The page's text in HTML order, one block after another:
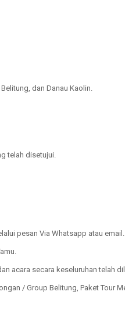
dan Danau Kaolin.
telah disetujui.
pesan Via Whatsapp atau
acara secara keseluruhan telah
/ Group Belitung, Paket Tour